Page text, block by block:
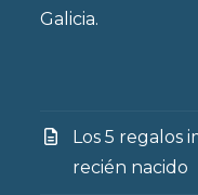
Galicia.
Los 5 regalos
recién nacido